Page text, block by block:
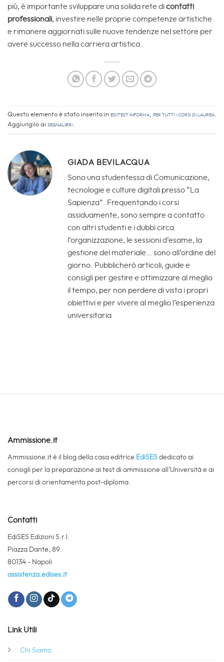
più, è importante sviluppare una solida rete dicontatti
professionali, investire nelle proprie competenze artistiche
e rimanere aggiornati sulle nuove tendenze nel settore per
avere successo nella carriera artistica.
Questo elemento è stato inserito in EdiTEST informa, Per tutti i corsi di laurea.
Aggiungilo ai segnalibri.
GIADA BEVILACQUA
Sono una studentessa di Comunicazione,
tecnologie e culture digitali presso “La
Sapienza”. Frequentando i corsi
assiduamente, sono sempre a contatto
con altri studenti e i dubbi circa
l’organizzazione, le sessioni d’esame, la
gestione del materiale… sono all’ordine del
giorno. Pubblicherò articoli, guide e
consigli per gestire e ottimizzare al meglio
il tempo, per non perdere di vista i propri
obiettivi e per vivere al meglio l’esperienza
universitaria
Ammissione.it
Ammissione.it è il blog della casa editrice EdiSES dedicato ai
consigli per la preparazione ai test di ammissione all’Università e ai
percorsi di orientamento post-diploma.
Contatti
EdiSES Edizioni S.r.l.
Piazza Dante, 89
80134 - Napoli
assistenza.edises.it
Link Utili
Chi Siamo